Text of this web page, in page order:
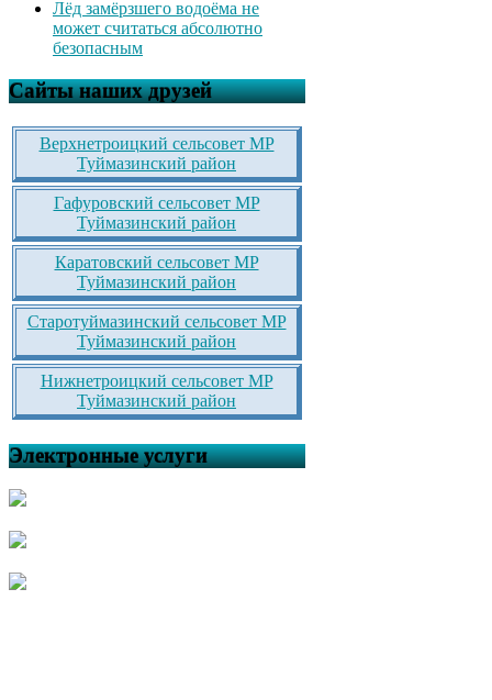
Лёд замёрзшего водоёма не
может считаться абсолютно
безопасным
Сайты наших друзей
Верхнетроицкий сельсовет МР
Туймазинский район
Гафуровский сельсовет МР
Туймазинский район
Каратовский сельсовет МР
Туймазинский район
Старотуймазинский сельсовет МР
Туймазинский район
Нижнетроицкий сельсовет МР
Туймазинский район
Электронные услуги